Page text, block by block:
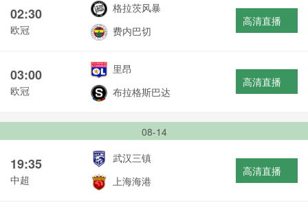
02:30
欧冠
格拉茨风暴
费内巴切
高清直播
03:00
欧冠
里昂
布拉格斯巴达
高清直播
08-14
19:35
中超
武汉三镇
上海海港
高清直播